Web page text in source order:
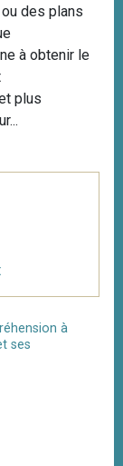
des plans
à obtenir le
plus
à
ses